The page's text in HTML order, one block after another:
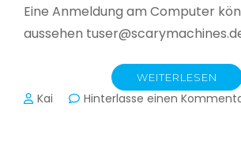
Eine Anmeldung am Computer
aussehen
WEITERLESEN
Kai Hinterlasse einen